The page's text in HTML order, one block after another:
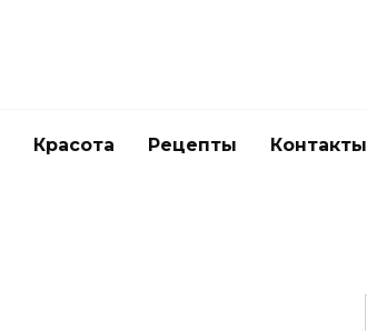
Красота Рецепты Контакты